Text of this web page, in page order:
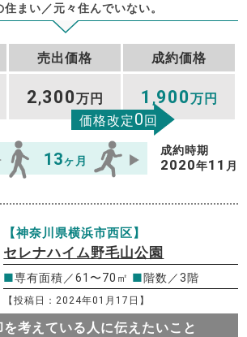
住まい／元々住んでいない。
売出価格 成約価格
2,300万円 1 ,900万円
価格改定0回
13ヶ月
成約時期
2020年11 月
【神奈川県横浜市西区】
セレナハイム野毛山公園
■専有面積／61〜70㎡ ■階数／3階
【投稿日：2024年01月17日】
考えている人に伝えたいこと